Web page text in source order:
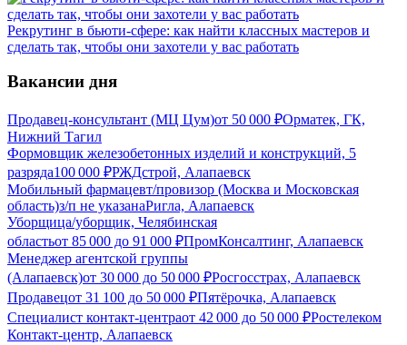
Рекрутинг в бьюти-сфере: как найти классных мастеров и
сделать так, чтобы они захотели у вас работать
Вакансии дня
Продавец-консультант (МЦ Цум)от 50 000 ₽Орматек, ГК,
Нижний Тагил
Формовщик железобетонных изделий и конструкций, 5
разряда100 000 ₽РЖДстрой, Алапаевск
Мобильный фармацевт/провизор (Москва и Московская
область)з/п не указанаРигла, Алапаевск
Уборщица/уборщик, Челябинская
областьот 85 000 до 91 000 ₽ПромКонсалтинг, Алапаевск
Менеджер агентской группы
(Алапаевск)от 30 000 до 50 000 ₽Росгосстрах, Алапаевск
Продавецот 31 100 до 50 000 ₽Пятёрочка, Алапаевск
Специалист контакт-центраот 42 000 до 50 000 ₽Ростелеком
Контакт-центр, Алапаевск